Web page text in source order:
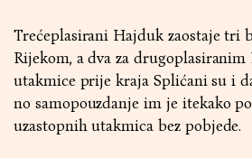
Trećeplasirani Hajduk zaostaje tri
Rijekom, a dva za
utakmice prije kraja Splićani su i
no samopouzdanje im je itekako
uzastopnih utakmica bez pobjede.